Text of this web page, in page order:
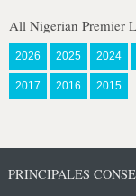
All Nigerian Premier
2026 2025 2024
2017 2016 2015
PRINCIPALES